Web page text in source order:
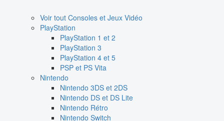
Voir tout Consoles et Jeux Vidéo
PlayStation
PlayStation 1 et 2
PlayStation 3
PlayStation 4 et 5
PSP et PS Vita
Nintendo
Nintendo 3DS et 2DS
Nintendo DS et DS Lite
Nintendo Rétro
Nintendo Switch